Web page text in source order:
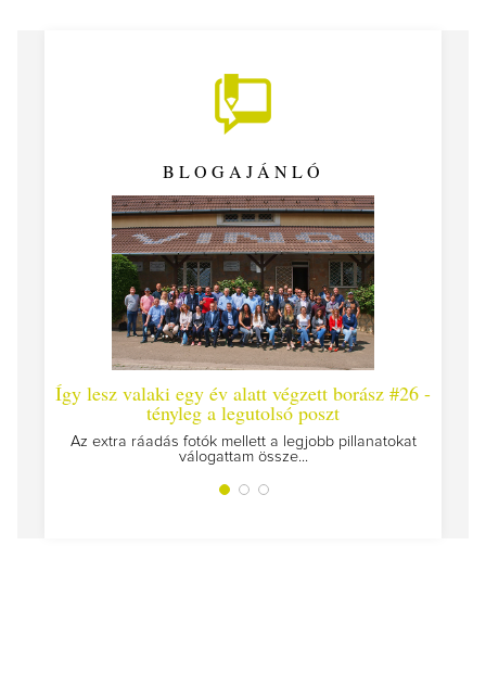
BLOGAJÁNLÓ
valaki egy év alatt végzett borász #26 -
tényleg a legutolsó poszt
ráadás fotók mellett a legjobb pillanatokat
válogattam össze...
Így lesz valaki